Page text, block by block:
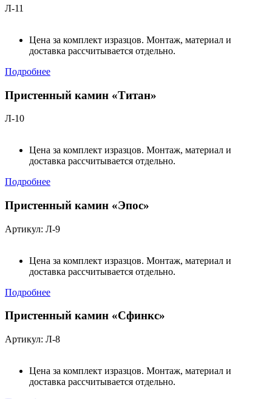
Л-11
Цена за комплект изразцов. Монтаж, материал и
доставка рассчитывается отдельно.
Подробнее
Пристенный камин «Титан»
Л-10
Цена за комплект изразцов. Монтаж, материал и
доставка рассчитывается отдельно.
Подробнее
Пристенный камин «Эпос»
Артикул: Л-9
Цена за комплект изразцов. Монтаж, материал и
доставка рассчитывается отдельно.
Подробнее
Пристенный камин «Сфинкс»
Артикул: Л-8
Цена за комплект изразцов. Монтаж, материал и
доставка рассчитывается отдельно.